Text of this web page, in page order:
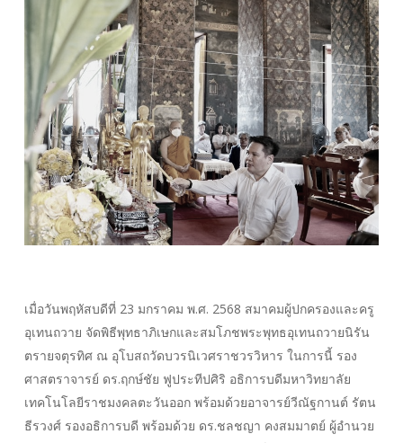
เมื่อวันพฤหัสบดีที่ 23 มกราคม พ.ศ. 2568 สมาคมผู้ปกครองและครู
อุเทนถวาย จัดพิธีพุทธาภิเษกและสมโภชพระพุทธอุเทนถวายนิรัน
ตรายจตุรทิศ ณ อุโบสถวัดบวรนิเวศราชวรวิหาร ในการนี้ รอง
ศาสตราจารย์ ดร.ฤกษ์ชัย ฟูประทีปศิริ อธิการบดีมหาวิทยาลัย
เทคโนโลยีราชมงคลตะวันออก พร้อมด้วยอาจารย์วีณัฐกานต์ รัตน
ธีรวงศ์ รองอธิการบดี พร้อมด้วย ดร.ชลชญา คงสมมาตย์ ผู้อำนวย